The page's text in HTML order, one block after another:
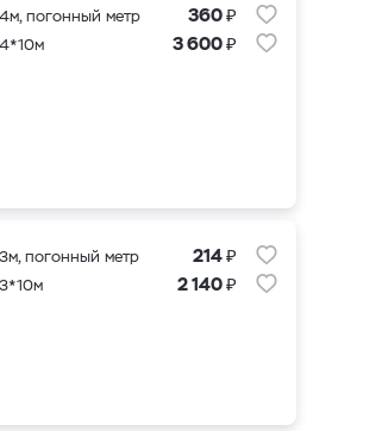
4м, погонный метр 360₽
4*10м 3 600₽
3м, погонный метр 214₽
3*10м 2 140₽